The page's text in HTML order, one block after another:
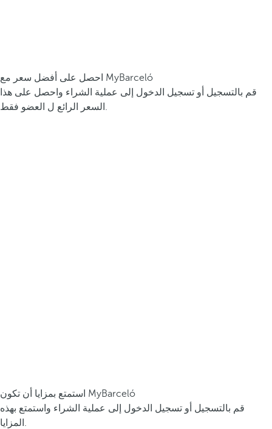
احصل على أفضل سعر مع MyBarceló
قم بالتسجيل أو تسجيل الدخول إلى عملية الشراء واحصل على هذا
السعر الرائع ل العضو فقط.
استمتع بمزايا أن تكون MyBarceló
قم بالتسجيل أو تسجيل الدخول إلى عملية الشراء واستمتع بهذه
المزايا.